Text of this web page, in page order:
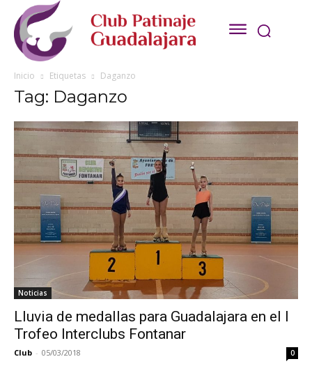
Inicio Etiquetas Daganzo
Tag: Daganzo
Noticias
Lluvia de medallas para Guadalajara en el I
Trofeo Interclubs Fontanar
Club - 05/03/2018 0